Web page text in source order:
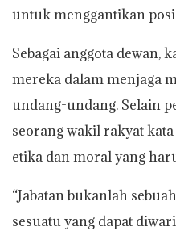
untuk menggantikan
Sebagai anggota dewan,
mereka dalam menjaga
undang-undang. Selain
seorang wakil rakyat
etika dan moral yang
“Jabatan bukanlah
sesuatu yang dapat